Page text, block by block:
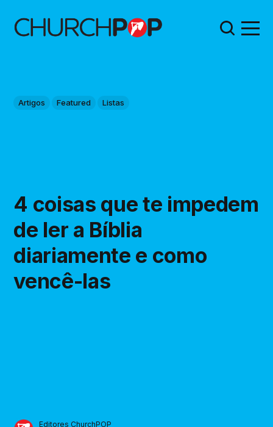
Artigos Featured Listas
4 coisas que te impedem
de ler a Bíblia
diariamente e como
vencê-las
Editores ChurchPOP